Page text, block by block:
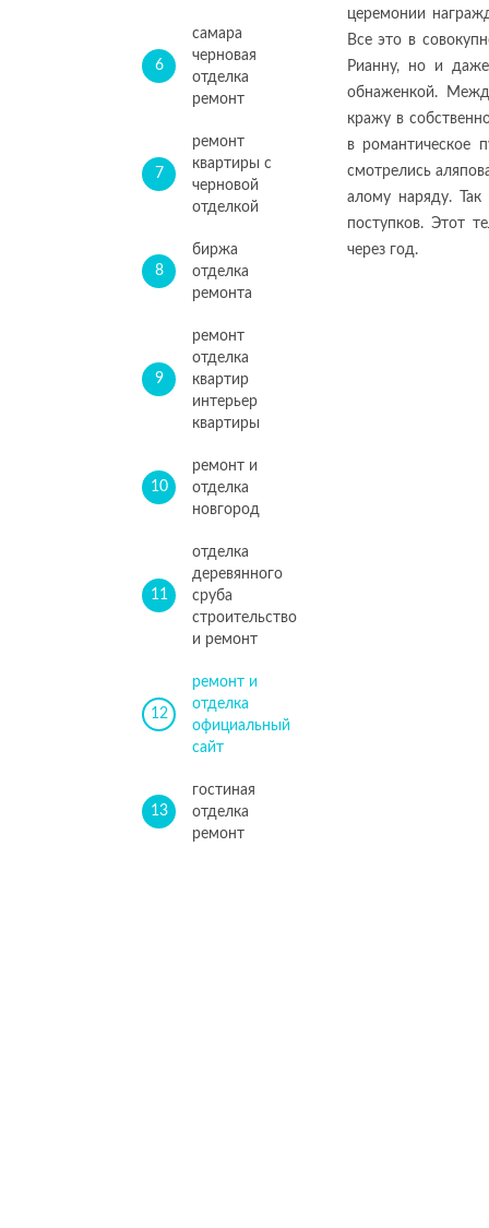
6
самара
черновая
отделка
ремонт
7
ремонт
квартиры с
черновой
отделкой
8
биржа
отделка
ремонта
9
ремонт
отделка
квартир
интерьер
квартиры
10
ремонт и
отделка
новгород
11
отделка
деревянного
сруба
строительство
и ремонт
12
ремонт и
отделка
официальный
сайт
13
гостиная
отделка
ремонт
церемонии
Все это в
Рианну, но и
обнаженкой.
кражу в
в романтическое
смотрелись
алому наряду.
поступков. Этот
через год.